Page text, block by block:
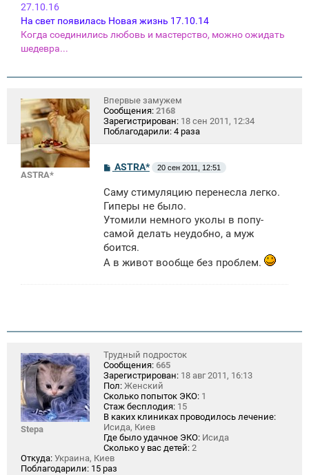
27.10.16
На свет появилась Новая жизнь 17.10.14
Когда соединились любовь и мастерство, можно ожидать
шедевра...
ASTRA*
Впервые замужем
Сообщения: 2168
Зарегистрирован: 18 сен 2011, 12:34
Поблагодарили: 4 раза
С
о
б
щ
н
и
ASTRA* 20 сен 2011, 12:51
Саму стимуляцию перенесла легко.
Гиперы не было.
Утомили немного уколы в попу-
самой делать неудобно, а муж
боится.
А в живот вообще без проблем.
Stepa
Трудный подросток
Сообщения: 665
Зарегистрирован: 18 авг 2011, 16:13
Пол: Женский
Сколько попыток ЭКО: 1
Стаж бесплодия: 15
В каких клиниках проводилось лечение:
Исида, Киев
Где было удачное ЭКО: Исида
Сколько у вас детей: 2
Откуда: Украина, Киев
Поблагодарили: 15 раз